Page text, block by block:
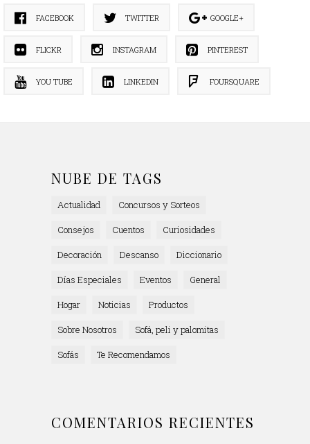
FACEBOOK TWITTER GOOGLE+
FLICKR INSTAGRAM PINTEREST
YOU TUBE LINKEDIN FOURSQUARE
NUBE DE TAGS
Actualidad
Concursos y Sorteos
Consejos
Cuentos
Curiosidades
Decoración
Descanso
Diccionario
Días Especiales
Eventos
General
Hogar
Noticias
Productos
Sobre Nosotros
Sofá, peli y palomitas
Sofás
Te Recomendamos
COMENTARIOS RECIENTES